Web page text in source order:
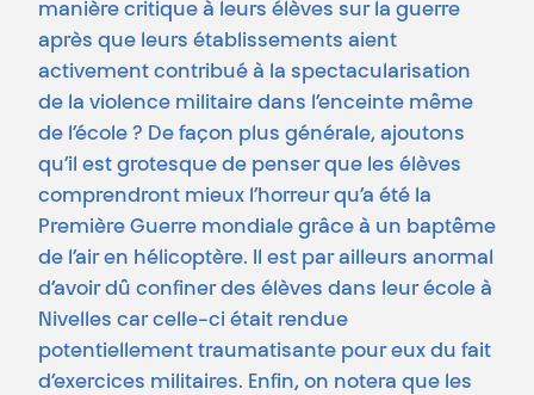
manière critique à leurs élèves sur la guerre
après que leurs établissements aient
activement contribué à la spectacularisation
de la violence militaire dans l’enceinte même
de l’école ? De façon plus générale, ajoutons
qu’il est grotesque de penser que les élèves
comprendront mieux l’horreur qu’a été la
Première Guerre mondiale grâce à un baptême
de l’air en hélicoptère. Il est par ailleurs anormal
d’avoir dû confiner des élèves dans leur école à
Nivelles car celle-ci était rendue
potentiellement traumatisante pour eux du fait
d’exercices militaires. Enfin, on notera que les